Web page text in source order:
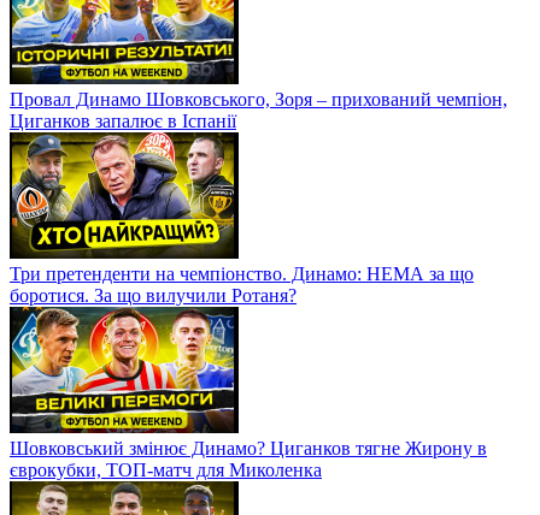
Провал Динамо Шовковського, Зоря – прихований чемпіон,
Циганков запалює в Іспанії
Три претенденти на чемпіонство. Динамо: НЕМА за що
боротися. За що вилучили Ротаня?
Шовковський змінює Динамо? Циганков тягне Жирону в
єврокубки, ТОП-матч для Миколенка